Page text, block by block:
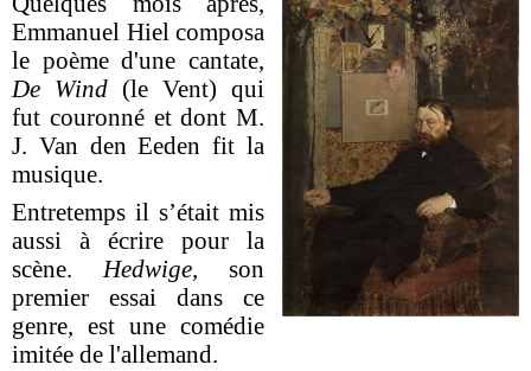
Emmanuel Hiel composa
le poème d'une cantate,
De Wind (le Vent) qui
fut couronné et dont M.
J. Van den Eeden fit la
musique.
Entretemps il s’était mis
aussi à écrire pour la
scène.Hedwige, son
premier essai dans ce
genre, est une comédie
imitée de l'allemand.